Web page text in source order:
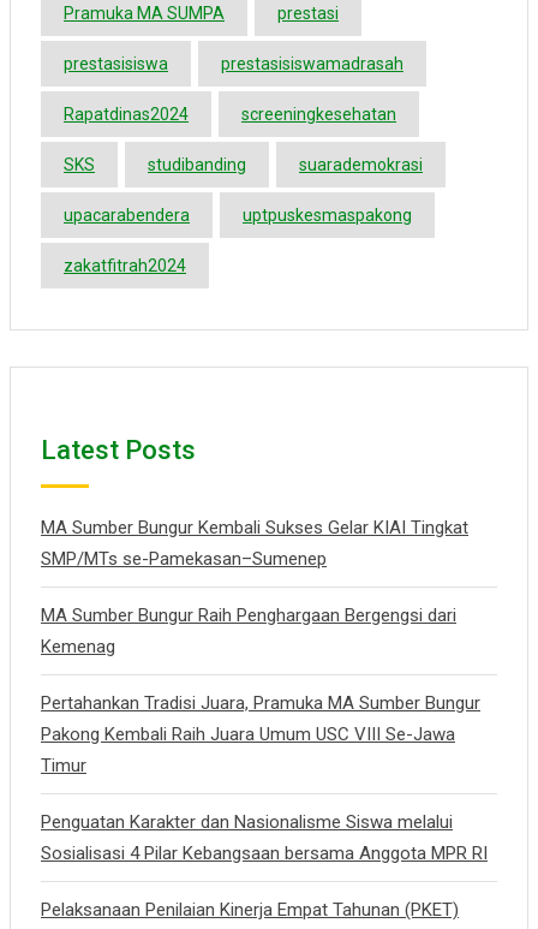
Pramuka MA SUMPA prestasi
prestasisiswa prestasisiswamadrasah
Rapatdinas2024 screeningkesehatan
SKS studibanding suarademokrasi
upacarabendera uptpuskesmaspakong
zakatfitrah2024
Latest Posts
MA Sumber Bungur Kembali Sukses Gelar KIAI Tingkat
SMP/MTs se-Pamekasan–Sumenep
MA Sumber Bungur Raih Penghargaan Bergengsi dari
Kemenag
Pertahankan Tradisi Juara, Pramuka MA Sumber Bungur
Pakong Kembali Raih Juara Umum USC VIII Se-Jawa
Timur
Penguatan Karakter dan Nasionalisme Siswa melalui
Sosialisasi 4 Pilar Kebangsaan bersama Anggota MPR RI
Pelaksanaan Penilaian Kinerja Empat Tahunan (PKET)